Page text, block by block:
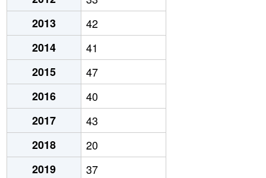
2013
42
2014
41
2015
47
2016
40
2017
43
2018
20
2019
37